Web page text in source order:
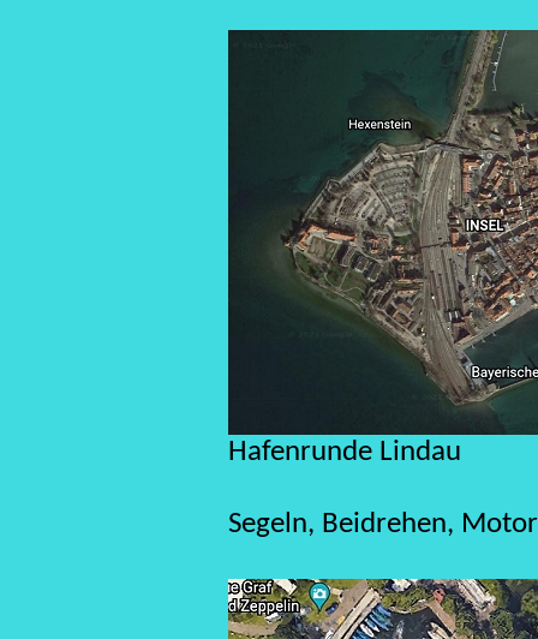
Hafenrunde Lindau
Segeln, Beidrehen,